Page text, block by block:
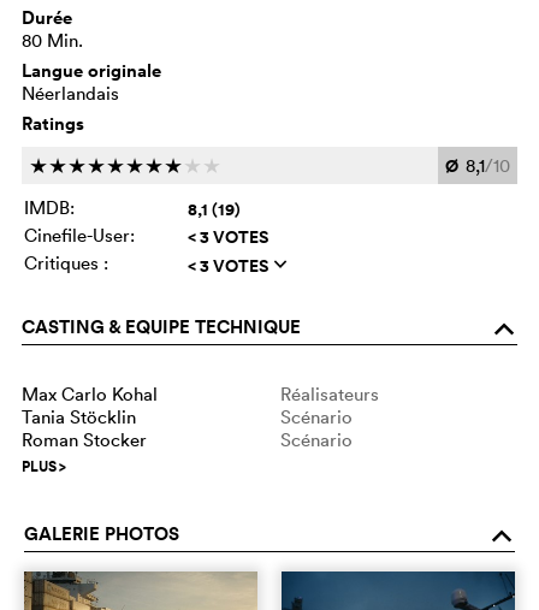
Durée
80 Min.
Langue originale
Néerlandais
Ratings
cccccccc c c Ø 8,1/10
IMDB:
8,1 (19)
Cinefile-User: < 3 VOTES
Critiques : < 3 VOTES q
CASTING & EQUIPE TECHNIQUE o
Max Carlo Kohal
Réalisateurs
Tania Stöcklin
Scénario
Roman Stocker
Scénario
PLUS>
GALERIE PHOTOS o